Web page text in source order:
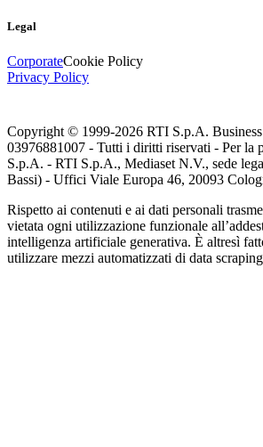
Legal
CorporateCookie Policy
Privacy Policy
Copyright © 1999-2026 RTI S.p.A.
03976881007 - Tutti i diritti riservati - Per la
S.p.A. - RTI S.p.A., Mediaset N.V., sede
Bassi) - Uffici Viale Europa 46, 20093
Rispetto ai contenuti e ai dati personali
vietata ogni utilizzazione funzionale
intelligenza artificiale generativa. È altresì
utilizzare mezzi automatizzati di data